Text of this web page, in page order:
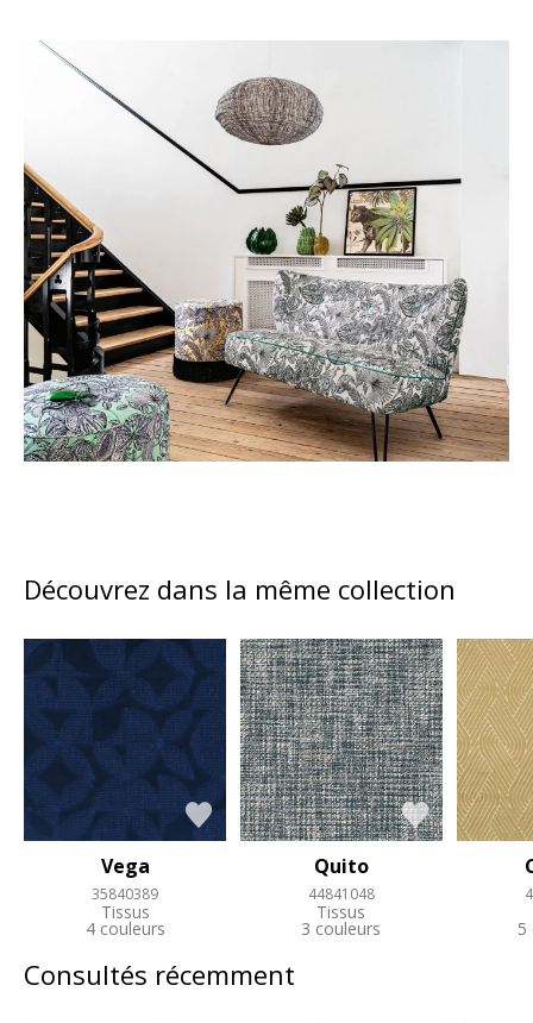
Découvrez dans la même collection
Vega
35840389
Tissus
4 couleurs
Quito
44841048
Tissus
3 couleurs 5
Consultés récemment